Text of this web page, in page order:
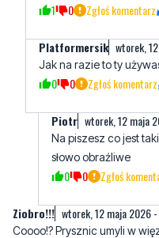
1 0 Zgłoś komentarz
Platformersik wtorek,
Jak na razie to ty
0 0 Zgłoś komentarz
Piotr wtorek, 12 maja
Na piszesz co jest
słowo obraźliwe
0 0 Zgłoś
Ziobro!!! wtorek, 12 maja 2026
Coooo!? Prysznic umyli w